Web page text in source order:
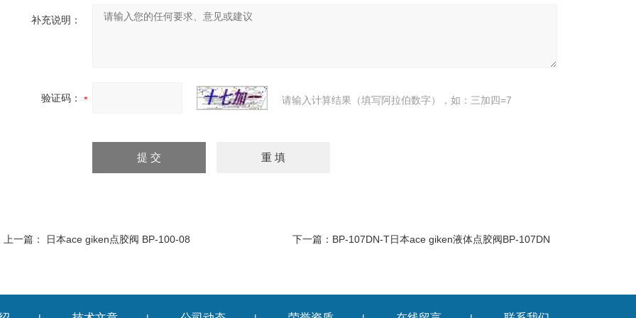
补充说明：
验证码： 请输入计算结果（填写阿拉伯数字），如：三加四=7
上一篇： 日本ace giken点胶阀 BP-100-08 下一篇： BP-107DN-T日本ace giken液体点胶阀BP-107DN